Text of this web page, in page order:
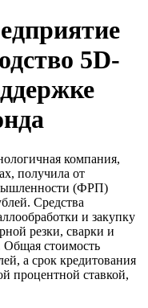
5D-
компания,
получила от
(ФРП)
Средства
и закупку
резки, сварки и
Общая стоимость
а срок кредитования
процентной ставкой,